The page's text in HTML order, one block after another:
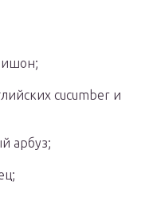
cucumber и
арбуз;